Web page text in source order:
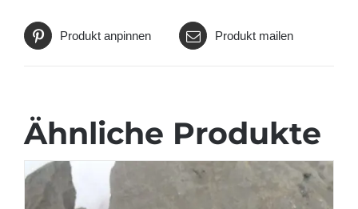
Produkt anpinnen Produkt mailen
Ähnliche Produkte